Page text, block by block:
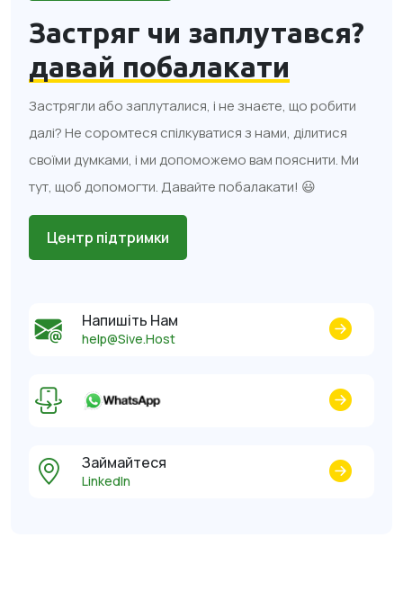
Застряг чи заплутався?
давай побалакати
Застрягли або заплуталися, і не знаєте, що робити
далі? Не соромтеся спілкуватися з нами, ділитися
своїми думками, і ми допоможемо вам пояснити. Ми
тут, щоб допомогти. Давайте побалакати! 😃
Центр підтримки
Напишіть Нам
help@Sive.Host
Займайтеся
LinkedIn